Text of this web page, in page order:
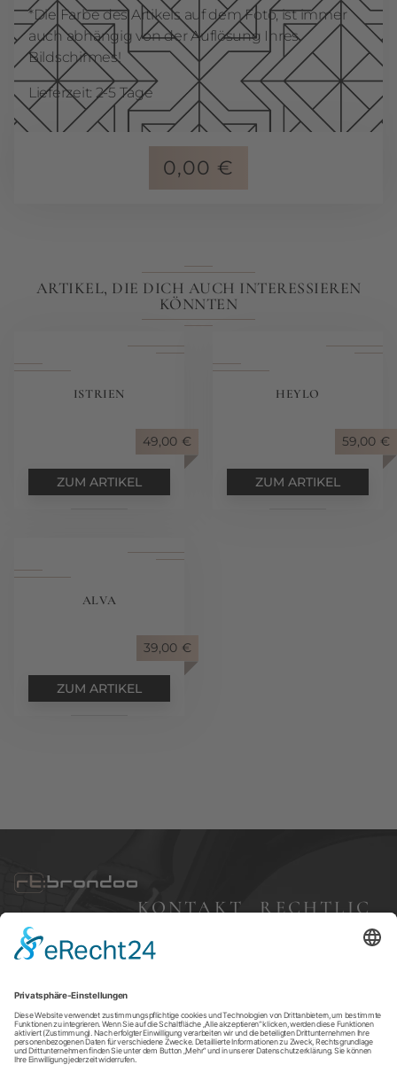
*Die Farbe des Artikels auf dem Foto, ist immer
auch abhängig von der Auflösung Ihres
Bildschirmes!
Lieferzeit: 2-5 Tage
0,00 €
ARTIKEL, DIE DICH AUCH INTERESSIEREN
KÖNNTEN
ISTRIEN
49,00 €
ZUM ARTIKEL
HEYLO
59,00 €
ZUM ARTIKEL
ALVA
39,00 €
ZUM ARTIKEL
KONTAKT
e
RECHTLIC
Versandkosten
Widerruf